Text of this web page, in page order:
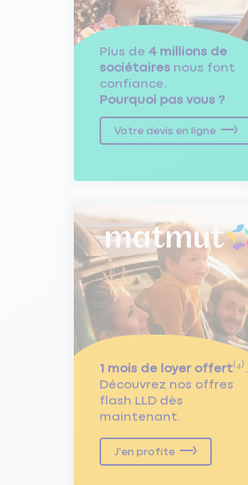
Plus de 4 millions de
sociétaires nous font
confiance.
Pourquoi pas vous ?
Votre devis en ligne
1 mois de loyer offert⁽⁴⁾.
Découvrez nos offres
flash LLD dès
maintenant.
J'en profite